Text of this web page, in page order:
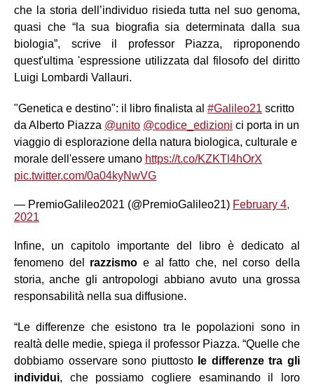
che la storia dell’individuo risieda tutta nel suo genoma,
quasi che “la sua biografia sia determinata dalla sua
biologia”, scrive il professor Piazza, riproponendo
quest'ultima 'espressione utilizzata dal filosofo del diritto
Luigi Lombardi Vallauri.
"Genetica e destino": il libro finalista al #Galileo21 scritto
da Alberto Piazza @unito @codice_edizioni ci porta in un
viaggio di esplorazione della natura biologica, culturale e
morale dell'essere umano https://t.co/KZKTl4hOrX
pic.twitter.com/0a04kyNwVG
— PremioGalileo2021 (@PremioGalileo21) February 4,
2021
Infine, un capitolo importante del libro è dedicato al
fenomeno del razzismo e al fatto che, nel corso della
storia, anche gli antropologi abbiano avuto una grossa
responsabilità nella sua diffusione.
“Le differenze che esistono tra le popolazioni sono in
realtà delle medie, spiega il professor Piazza. “Quelle che
dobbiamo osservare sono piuttosto le differenze tra gli
individui, che possiamo cogliere esaminando il loro